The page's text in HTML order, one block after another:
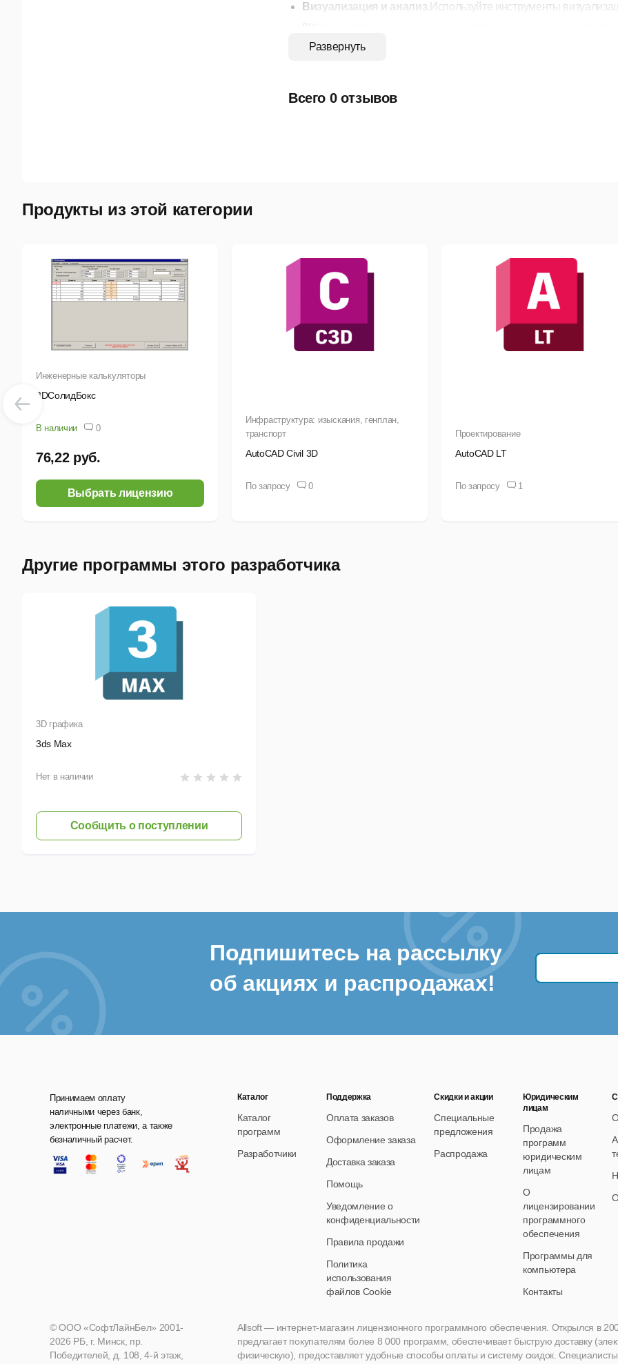
Визуализация и анализ. Используйте инструменты
процесс проектирования, для оптимизации реализации
Совместная работа.
Используйте Civil 3D в сочетании с другими программными
Новые возможности Project Explorer.
Усовершенствования интерфейса API.
Новые возможности Dynamo for Civil 3D.
Развернуть
Всего 0 отзывов
Продукты из этой категории
Инженерные калькуляторы
3DСолидБокс
В наличии 0
76,22 руб.
Выбрать лицензию
Инфраструктура: изыскания, генплан,
транспорт
AutoCAD Civil 3D
По запросу 0
Проектирование
AutoCAD LT
По запросу 1
Другие программы этого разработчика
3D графика
3ds Max
Нет в наличии
Сообщить о поступлении
Подпишитесь на рассылку
об акциях и распродажах!
Принимаем оплату
наличными через банк,
электронные платежи, а также
безналичный расчет.
Каталог
Каталог
программ
Разработчики
Поддержка
Оплата заказов
Оформление заказа
Доставка заказа
Помощь
Уведомление о
конфиденциальности
Правила продажи
Политика
использования
файлов Cookie
Скидки и акции
Специальные
предложения
Распродажа
Юридическим
лицам
Продажа
программ
юридическим
лицам
О
лицензировании
программного
обеспечения
Программы для
компьютера
Контакты
Allsoft — интернет-магазин лицензионного программного обеспечения. Открылся в
предлагает покупателям более 8 000 программ, обеспечивает быструю доставку
физическую), предоставляет удобные способы оплаты и систему скидок.
© ООО «СофтЛайнБел» 2001-
2026 РБ, г. Минск, пр.
Победителей, д. 108, 4-й этаж,